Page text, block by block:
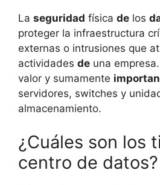
La seguridad física de los
proteger la infraestructura
externas o intrusiones que
actividades de una
valor y sumamente
servidores, switches y
almacenamiento.
¿Cuáles son los
centro de datos?